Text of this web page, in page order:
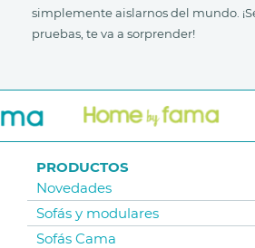
simplemente aislarnos del mundo.
pruebas, te va a sorprender!
PRODUCTOS
Novedades
Sofás y modulares
Sofás Cama